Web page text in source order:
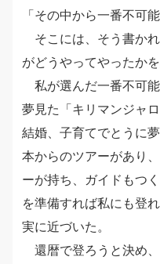
「その中から一番不可
そこには、そう書か
がどうやってやったか
私が選んだ一番不可
夢見た「キリマンジャ
結婚、子育てでとうに
本からのツアーがあり
ーが持ち、ガイドもつ
を準備すれば私にも登
実に近づいた。
還暦で登ろうと決め、